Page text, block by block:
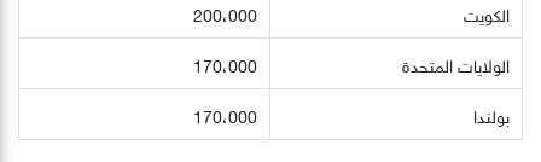
الكويت
200،000
الولايات المتحدة
170،000
بولندا
170،000